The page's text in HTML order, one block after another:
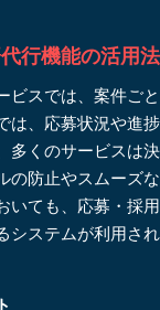
行機能の活用法
ビスでは、案件ご
は、応募状況や進
多くのサービスは
の防止やスムーズ
いても、応募・採
システムが利用さ